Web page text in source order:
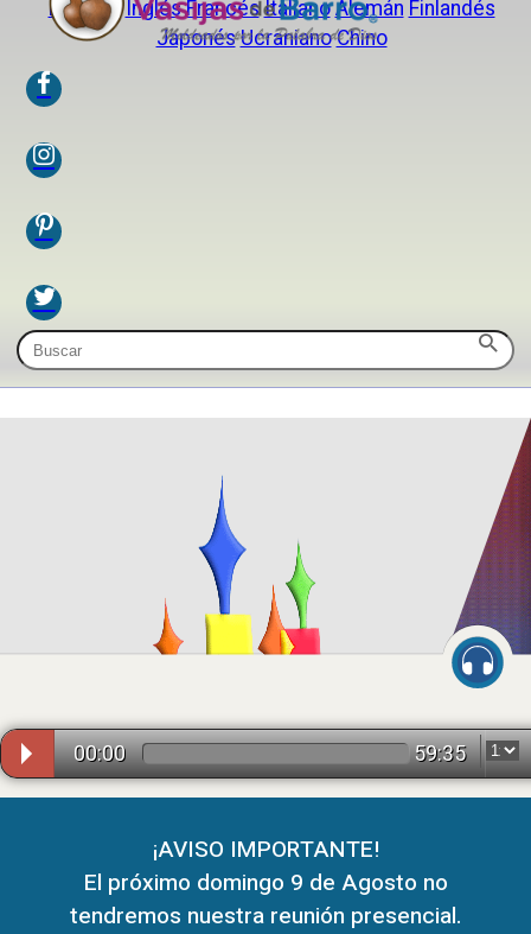
EspañolInglésFrancésItalianoAlemánFinlandés
JaponésUcranianoChino
00:00 59:35
¡AVISO IMPORTANTE!
El próximo domingo 9 de Agosto no
tendremos nuestra reunión presencial.